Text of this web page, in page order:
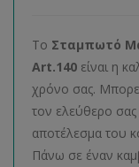
Το Σταμπωτό
Art.140 είναι η
χρόνο σας.
τον ελεύθερο σας
αποτέλεσμα του
Πάνω σε έναν